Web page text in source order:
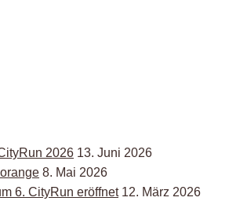
2026 13. Juni 2026
8. Mai 2026
6. CityRun eröffnet 12. März 2026